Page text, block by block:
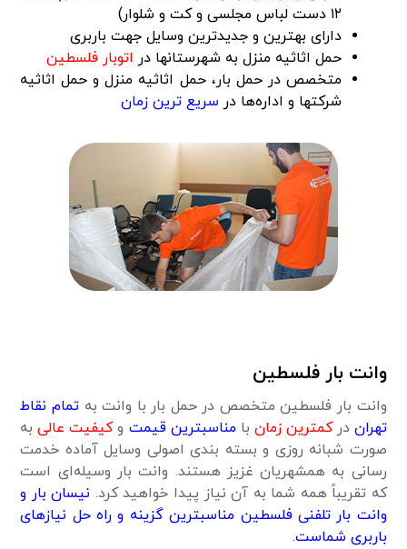
۱۲ دست لباس مجلسی و کت و شلوار)
دارای بهترین و جدیدترین وسایل جهت باربری
حمل اثاثیه منزل به شهرستانها در اتوبار فلسطین
متخصص در حمل بار، حمل اثاثیه منزل و حمل اثاثیه
شرکتها و اداره‌ها در سریع ترین زمان
وانت بار فلسطین
وانت بار فلسطین متخصص در حمل بار با وانت بهتمام نقاط
تهران درکمترین زمان با مناسبترین قیمت وکیفیت عالیبه
صورت شبانه روزی و بسته بندی اصولی وسایل آماده خدمت
رسانی به همشهریان غزیز هستند. وانت بار وسیله‌ای است
که تقریباً همه شما به آن نیاز پیدا خواهید کرد. نیسان بار و
وانت بار تلفنی فلسطین مناسبترین گزینه و راه حل نیازهای
باربری شماست.